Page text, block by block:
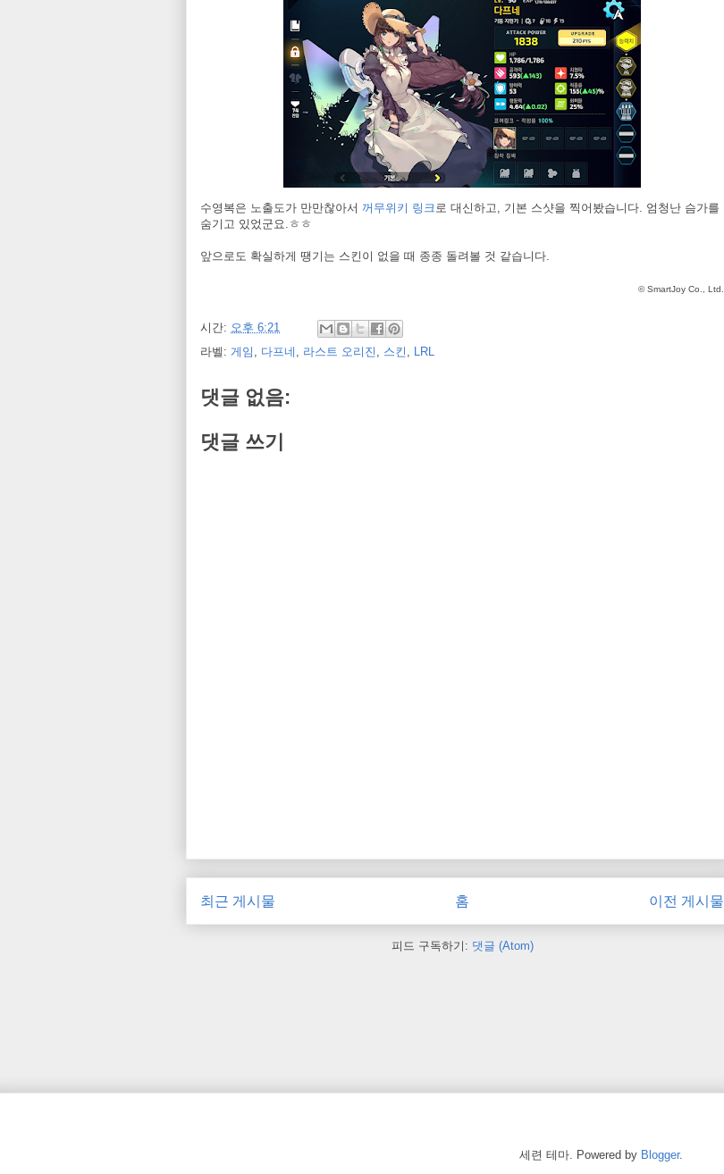
수영복은 노출도가 만만찮아서 꺼무위키 링크로 대신하고, 기본 스샷을 찍어봤습니다. 엄청난 슴가를
숨기고 있었군요.ㅎㅎ
앞으로도 확실하게 땡기는 스킨이 없을 때 종종 돌려볼 것 같습니다.
© SmartJoy Co., Ltd.
시간: 오후 6:21
라벨: 게임 , 다프네 , 라스트 오리진 , 스킨 , LRL
댓글 없음:
댓글 쓰기
최근 게시물 이전 게시물
홈
피드 구독하기: 댓글 (Atom)
세련 테마. Powered by Blogger.